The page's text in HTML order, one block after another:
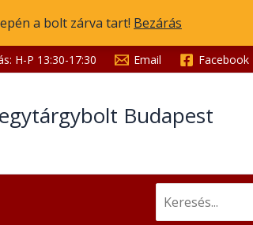
a bolt zárva tart! Bezárás
H-P 13:30-17:30 Email Facebook
Budapest
for: